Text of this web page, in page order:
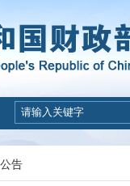
告